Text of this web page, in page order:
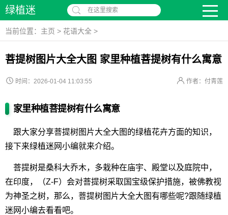
绿植迷 在这里搜索
当前位置： 主页 > 花语大全 >
菩提树图片大全大图 家里种植菩提树有什么寓意
时间：2026-01-04 11:03:55 作者：付青莲
家里种植菩提树有什么寓意
跟大家分享菩提树图片大全大图的绿植花卉方面的知识，
接下来绿植迷网小编就来介绍。
菩提树是桑科大乔木，多栽种在庙宇、殿堂以及庭院中，
在印度，（Z-F）会对菩提树采取国宝级保护措施，被佛教视
为神圣之树，那么，菩提树图片大全大图有哪些呢?跟随绿植
迷网小编去看看吧。